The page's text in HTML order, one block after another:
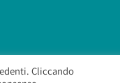
Cliccando